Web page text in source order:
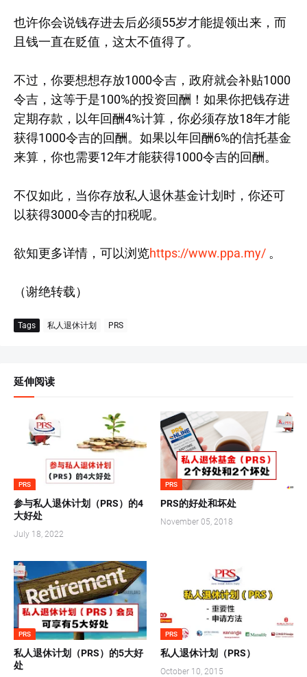
也许你会说钱存进去后必须55岁才能提领出来，而
且钱一直在贬值，这太不值得了。
不过，你要想想存放1000令吉，政府就会补贴1000
令吉，这等于是100%的投资回酬！如果你把钱存进
定期存款，以年回酬4%计算，你必须存放18年才能
获得1000令吉的回酬。如果以年回酬6%的信托基金
来算，你也需要12年才能获得1000令吉的回酬。
不仅如此，当你存放私人退休基金计划时，你还可
以获得3000令吉的扣税呢。
欲知更多详情，可以浏览https://www.ppa.my/ 。
（谢绝转载）
Tags 私人退休计划 PRS
延伸阅读
PRS
参与私人退休计划（PRS）的4
大好处
July 18, 2022
PRS
PRS的好处和坏处
November 05, 2018
PRS
私人退休计划（PRS）的5大好
处
PRS
私人退休计划（PRS）
October 10, 2015